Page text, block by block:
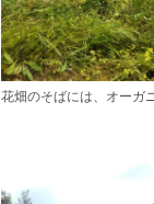
花畑のそばには、オーガ